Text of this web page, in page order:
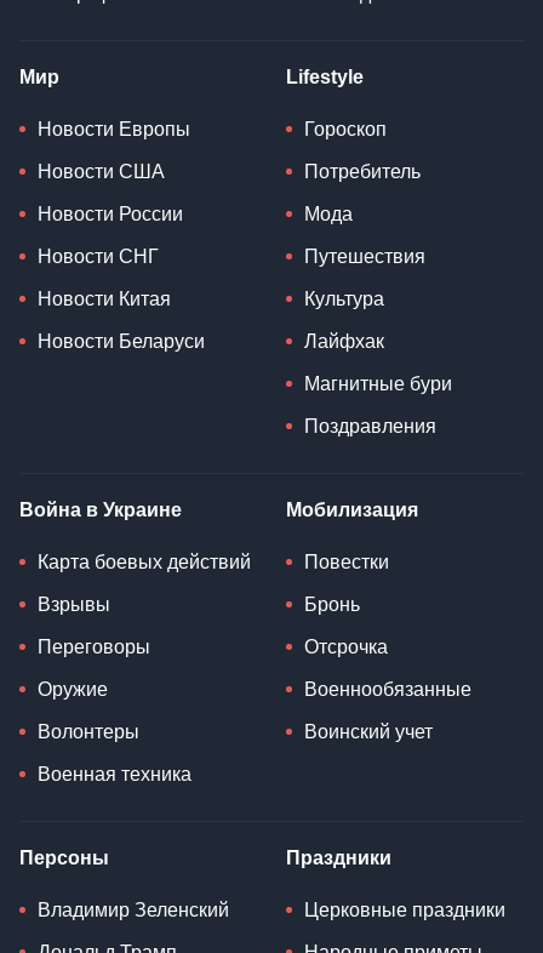
Мир
Новости Европы
Новости США
Новости России
Новости СНГ
Новости Китая
Новости Беларуси
Lifestyle
Гороскоп
Потребитель
Мода
Путешествия
Культура
Лайфхак
Магнитные бури
Поздравления
Война в Украине
Карта боевых действий
Взрывы
Переговоры
Оружие
Волонтеры
Военная техника
Мобилизация
Повестки
Бронь
Отсрочка
Военнообязанные
Воинский учет
Персоны
Владимир Зеленский
Праздники
Церковные праздники